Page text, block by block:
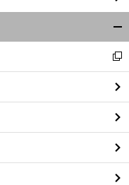
閉
る
新
し
い
ウ
ィ
ン
ド
ウ
で